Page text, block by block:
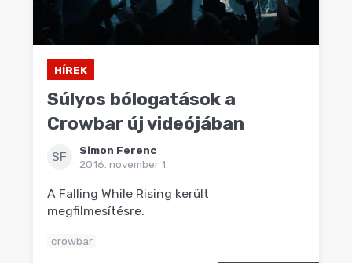
HÍREK
Súlyos bólogatások a
Crowbar új videójában
SF
Simon Ferenc
2016. november 1.
A Falling While Rising került
megfilmesítésre.
crowbar